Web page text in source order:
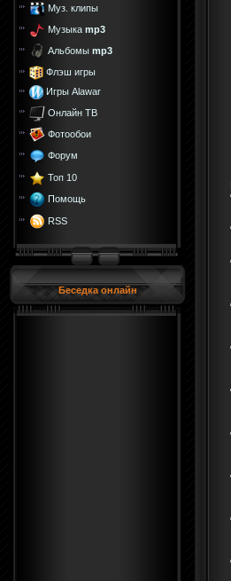
Муз. клипы
Музыка mp3
Альбомы mp3
Флэш игры
Игры Alawar
Онлайн ТВ
Фотообои
Форум
Топ 10
Помощь
RSS
Беседка онлайн